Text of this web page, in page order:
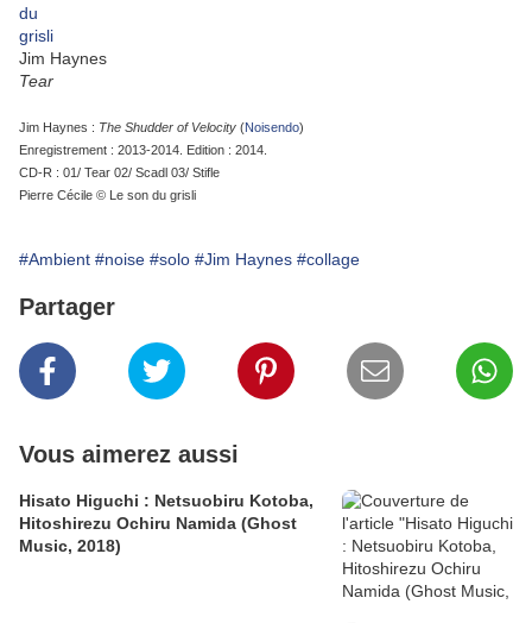
Jim Haynes
Tear
Jim Haynes : The Shudder of Velocity (Noisendo)
Enregistrement : 2013-2014. Edition : 2014.
CD-R : 01/ Tear 02/ Scadl 03/ Stifle
Pierre Cécile © Le son du grisli
#Ambient #noise #solo #Jim Haynes #collage
Partager
Vous aimerez aussi
Hisato Higuchi : Netsuobiru Kotoba,
Hitoshirezu Ochiru Namida (Ghost
Music, 2018)